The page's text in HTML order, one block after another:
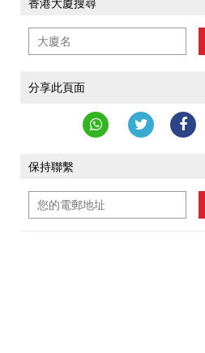
香港大廈搜尋
分享此頁面
保持聯繫